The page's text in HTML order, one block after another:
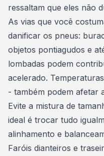
ressaltam que eles não
As vias que você
danificar os pneus:
objetos pontiagudos e
lombadas podem
acelerado.
- também podem afetar
Evite a mistura de
ideal é trocar tudo
alinhamento e
Faróis dianteiros e